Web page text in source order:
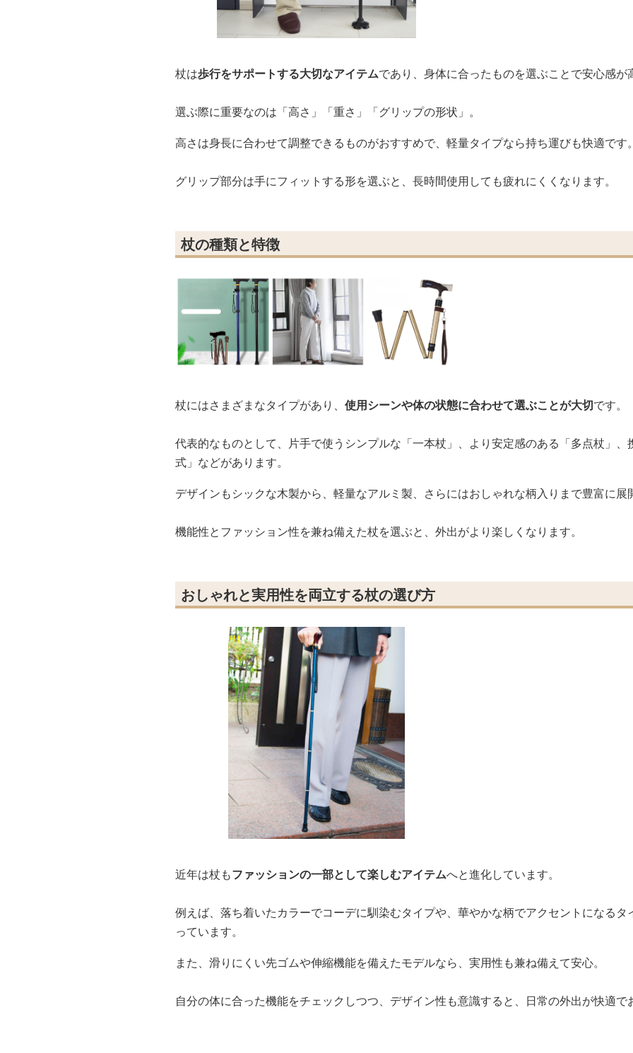
杖は歩行をサポートする大切なアイテムであり、身体に合ったものを選ぶことで安心感が
選ぶ際に重要なのは「高さ」「重さ」「グリップの形状」。
高さは身長に合わせて調整できるものがおすすめで、軽量タイプなら持ち運びも快適です。
グリップ部分は手にフィットする形を選ぶと、長時間使用しても疲れにくくなります。
杖の種類と特徴
杖にはさまざまなタイプがあり、 使用シーンや体の状態に合わせて選ぶことが大切です。
代表的なものとして、片手で使うシンプルな「一本杖」、より安定感のある「多点杖」、
式」などがあります。
デザインもシックな木製から、軽量なアルミ製、さらにはおしゃれな柄入りまで豊富に展
機能性とファッション性を兼ね備えた杖を選ぶと、外出がより楽しくなります。
おしゃれと実用性を両立する杖の選び方
近年は杖もファッションの一部として楽しむアイテムへと進化しています。
例えば、落ち着いたカラーでコーデに馴染むタイプや、華やかな柄でアクセントになる
っています。
また、滑りにくい先ゴムや伸縮機能を備えたモデルなら、実用性も兼ね備えて安心。
自分の体に合った機能をチェックしつつ、デザイン性も意識すると、日常の外出が快適で